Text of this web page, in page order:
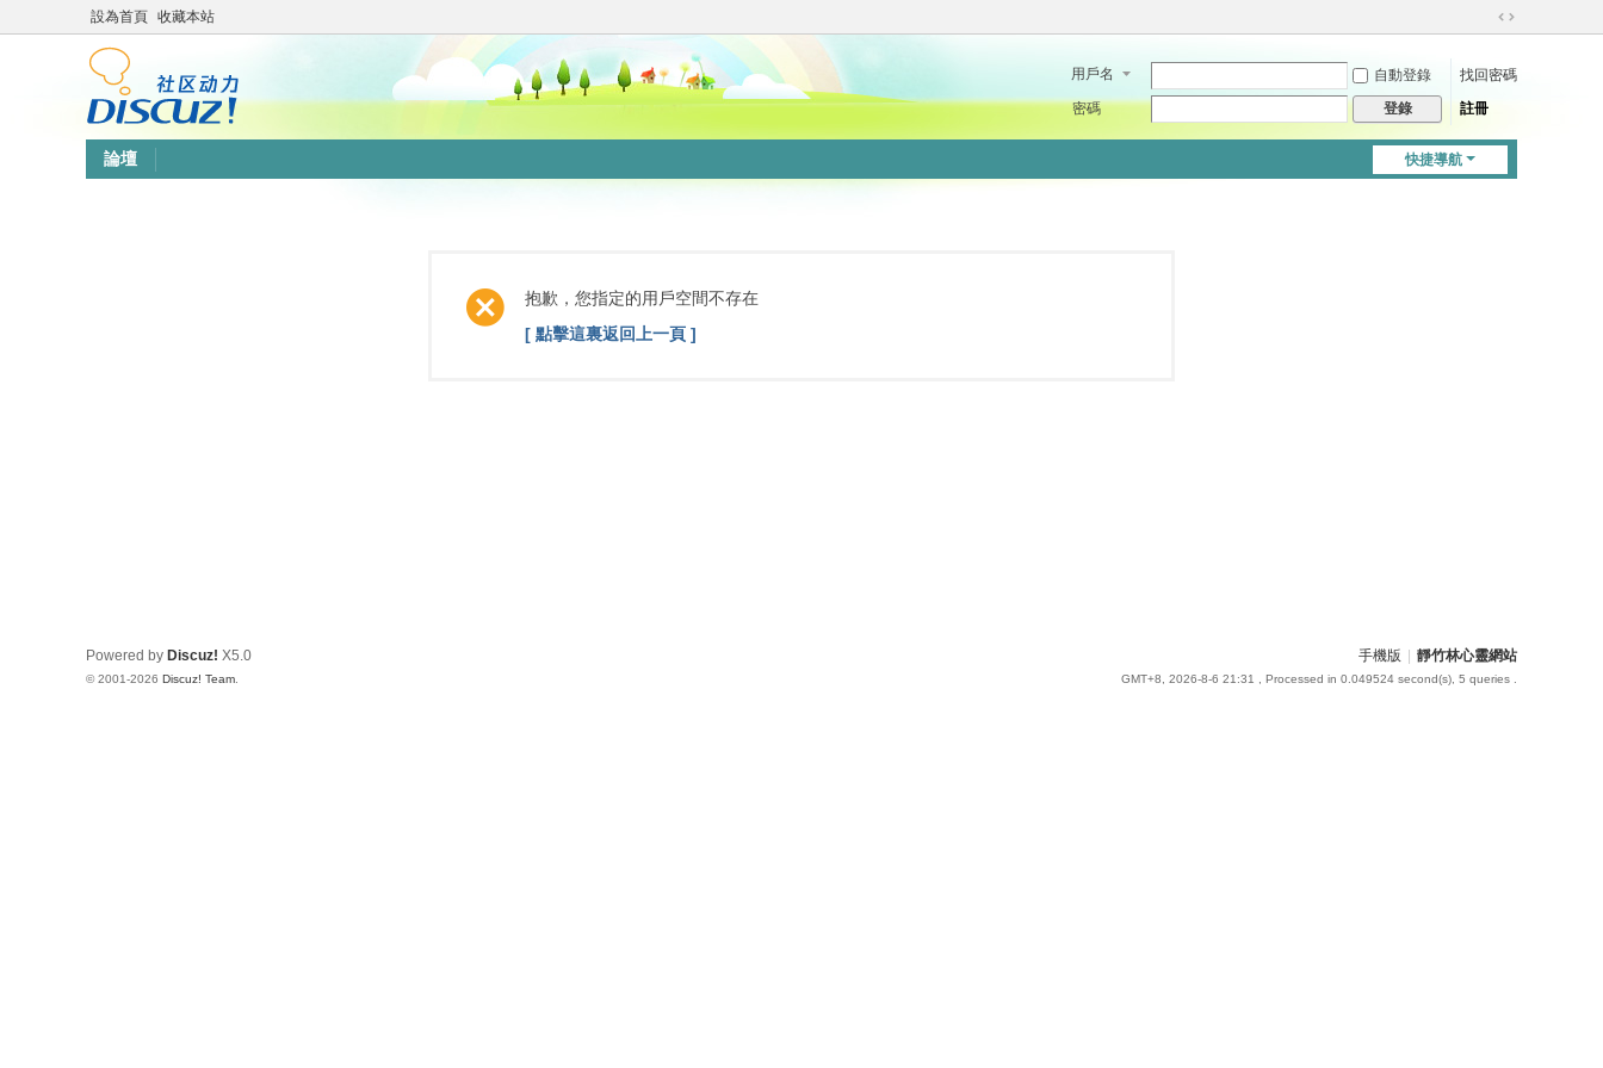
設為首頁 收藏本站
切
到
用戶名 自動登錄
找回密碼
密碼
登錄 註冊
快捷導航
論壇
抱歉，您指定的用戶空間不存在
[ 點擊這裏返回上一頁 ]
手機版 靜竹林心靈網站
GMT+8, 2026-8-6 21:31 , Processed in 0.049524 second(s), 5 queries .
Powered by Discuz! X5.0
© 2001-2026 Discuz! Team